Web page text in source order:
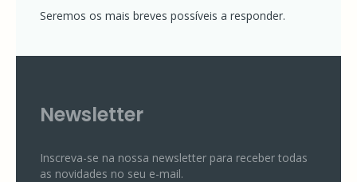
Seremos os mais breves possíveis a responder.
Newsletter
Inscreva-se na nossa newsletter para receber todas
as novidades no seu e-mail.